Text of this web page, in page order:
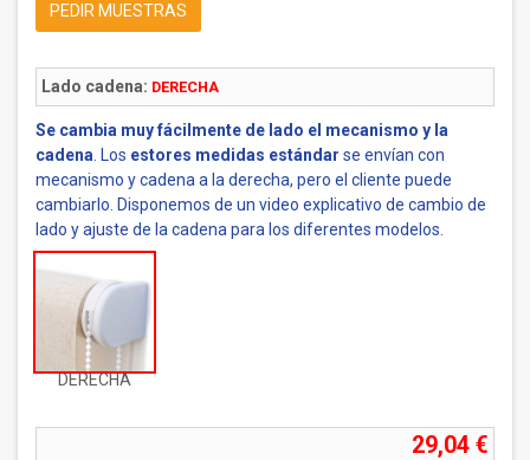
PEDIR MUESTRAS
Lado cadena: DERECHA
Se cambia muy fácilmente de lado el mecanismo y la
cadena . Los estores medidas estándar se envían con
mecanismo y cadena a la derecha, pero el cliente puede
cambiarlo. Disponemos de un video explicativo de cambio de
lado y ajuste de la cadena para los diferentes modelos.
DERECHA
29,04 €